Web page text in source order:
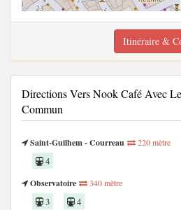
Itinéraire &
Directions Vers Nook Café Avec
Commun
Saint-Guilhem - Courreau 220 mètre
4
Observatoire
340 mètre
3
4